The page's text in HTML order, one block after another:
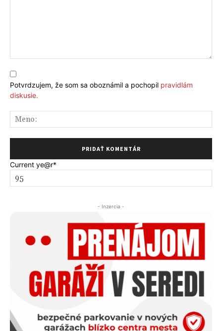
Potvrdzujem, že som sa oboznámil a pochopil pravidlám
diskusie.
Current ye@r*
- Inzercia -